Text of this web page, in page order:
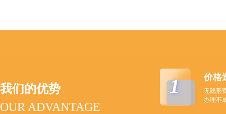
我们的优势
OUR ADVANTAGE
1 价格
无隐形
办理不